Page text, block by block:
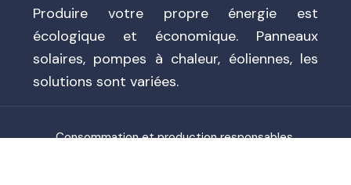
Produire votre propre énergie est
écologique et économique. Panneaux
solaires, pompes à chaleur, éoliennes, les
solutions sont variées.
Consommation et production responsables.